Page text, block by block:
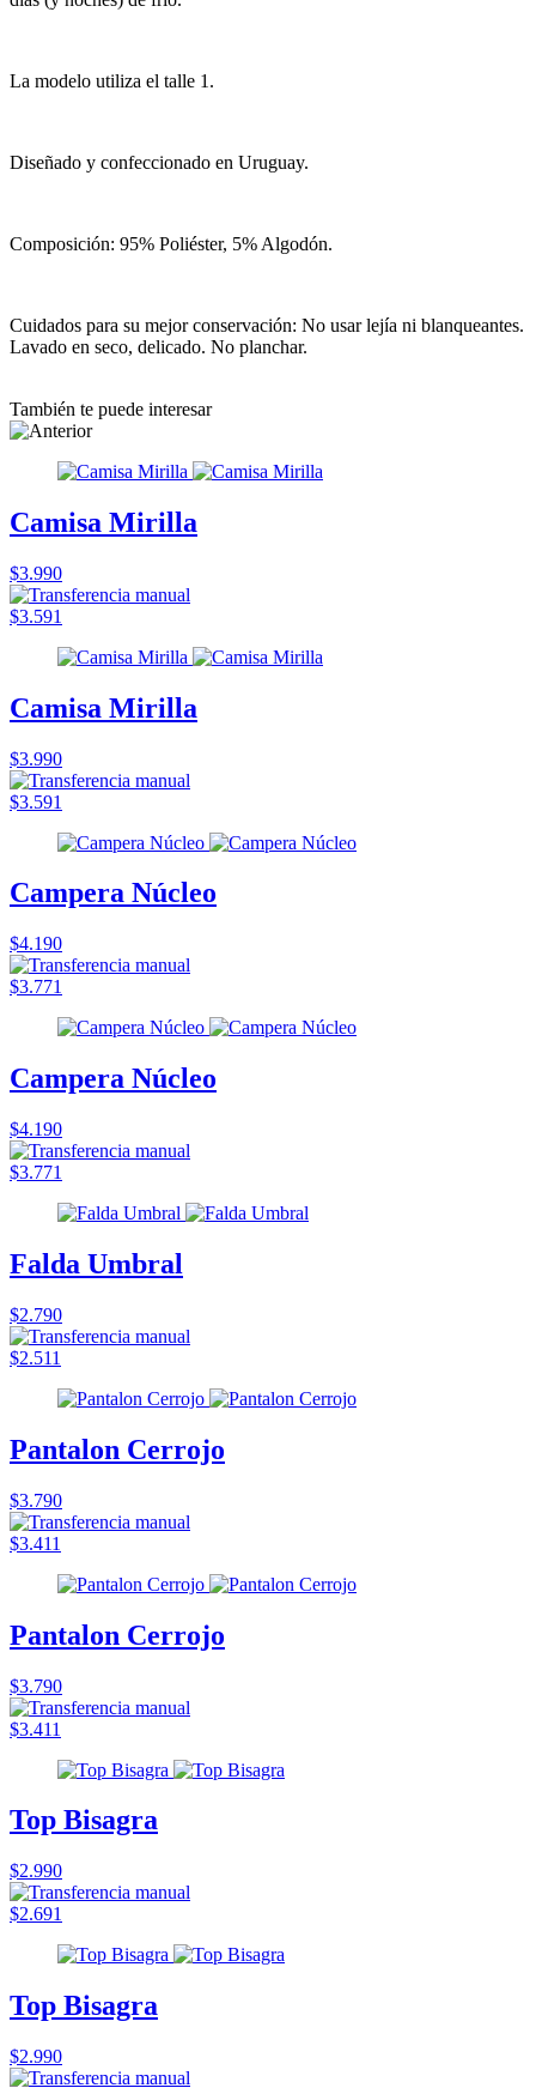
La modelo utiliza el talle 1.
Diseñado y confeccionado en Uruguay.
Composición: 95% Poliéster, 5% Algodón.
Cuidados para su mejor conservación: No usar lejía ni blanqueantes.
Lavado en seco, delicado. No planchar.
También te puede interesar
Camisa Mirilla
$3.990
$3.591
Camisa Mirilla
$3.990
$3.591
Campera Núcleo
$4.190
$3.771
Campera Núcleo
$4.190
$3.771
Falda Umbral
$2.790
$2.511
Pantalon Cerrojo
$3.790
$3.411
Pantalon Cerrojo
$3.790
$3.411
Top Bisagra
$2.990
$2.691
Top Bisagra
$2.990